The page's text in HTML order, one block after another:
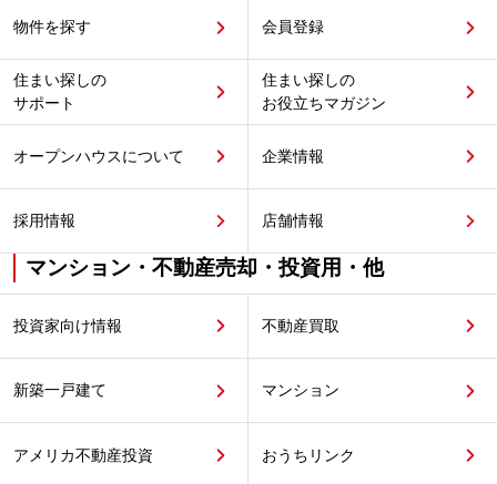
物件を探す 会員登録
住まい探しの
サポート
住まい探しの
お役立ちマガジン
オープンハウスについて 企業情報
採用情報 店舗情報
マンション・不動産売却・投資用・他
投資家向け情報 不動産買取
新築一戸建て マンション
アメリカ不動産投資 おうちリンク